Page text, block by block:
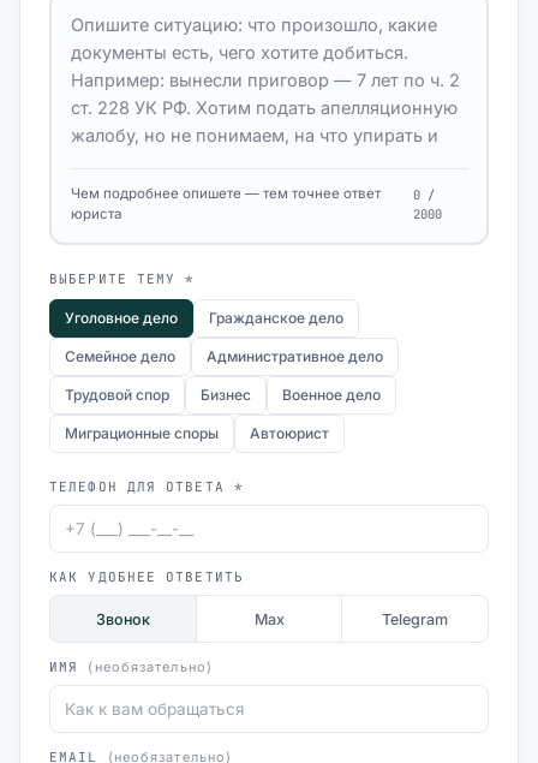
Чем подробнее опишете — тем точнее ответ
юриста
0 /
2000
ВЫБЕРИТЕ ТЕМУ *
Уголовное дело Гражданское дело
Семейное дело Административное дело
Трудовой спор Бизнес Военное дело
Миграционные споры Автоюрист
ТЕЛЕФОН ДЛЯ ОТВЕТА *
КАК УДОБНЕЕ ОТВЕТИТЬ
Звонок Max Telegram
ИМЯ (необязательно)
EMAIL (необязательно)